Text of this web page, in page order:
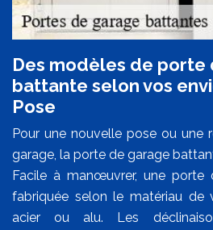
Des modèles de porte
battante selon vos
Pose
Pour une nouvelle pose ou une
garage, la porte de garage
Facile à manœuvrer, une porte
fabriquée selon le matériau de
acier ou alu. Les